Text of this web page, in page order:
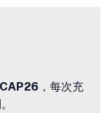
CAP26 ，每次充